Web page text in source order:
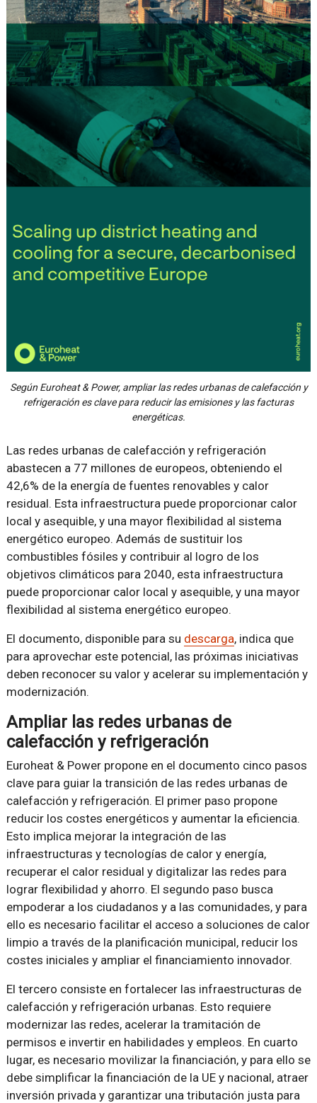
Según Euroheat & Power, ampliar las redes urbanas de calefacción y
refrigeración es clave para reducir las emisiones y las facturas
energéticas.
Las redes urbanas de calefacción y refrigeración
abastecen a 77 millones de europeos, obteniendo el
42,6% de la energía de fuentes renovables y calor
residual. Esta infraestructura puede proporcionar calor
local y asequible, y una mayor flexibilidad al sistema
energético europeo. Además de sustituir los
combustibles fósiles y contribuir al logro de los
objetivos climáticos para 2040, esta infraestructura
puede proporcionar calor local y asequible, y una mayor
flexibilidad al sistema energético europeo.
El documento, disponible para su descarga, indica que
para aprovechar este potencial, las próximas iniciativas
deben reconocer su valor y acelerar su implementación y
modernización.
Ampliar las redes urbanas de
calefacción y refrigeración
Euroheat & Power propone en el documento cinco pasos
clave para guiar la transición de las redes urbanas de
calefacción y refrigeración. El primer paso propone
reducir los costes energéticos y aumentar la eficiencia.
Esto implica mejorar la integración de las
infraestructuras y tecnologías de calor y energía,
recuperar el calor residual y digitalizar las redes para
lograr flexibilidad y ahorro. El segundo paso busca
empoderar a los ciudadanos y a las comunidades, y para
ello es necesario facilitar el acceso a soluciones de calor
limpio a través de la planificación municipal, reducir los
costes iniciales y ampliar el financiamiento innovador.
El tercero consiste en fortalecer las infraestructuras de
calefacción y refrigeración urbanas. Esto requiere
modernizar las redes, acelerar la tramitación de
permisos e invertir en habilidades y empleos. En cuarto
lugar, es necesario movilizar la financiación, y para ello se
debe simplificar la financiación de la UE y nacional, atraer
inversión privada y garantizar una tributación justa para